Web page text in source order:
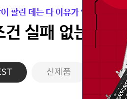
팔린 데는 다 이유가 있습니다.
건 실패 없는 든
신제품 게이